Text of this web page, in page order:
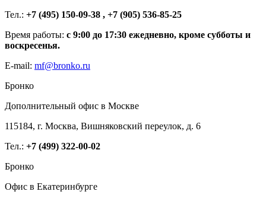
Тел.: +7 (495) 150-09-38 , +7 (905) 536-85-25
Время работы: с 9:00 до 17:30 ежедневно, кроме субботы и
воскресенья.
E-mail: mf@bronko.ru
Бронко
Дополнительный офис в Москве
115184, г. Москва, Вишняковский переулок, д. 6
Тел.: +7 (499) 322-00-02
Бронко
Офис в Екатеринбурге